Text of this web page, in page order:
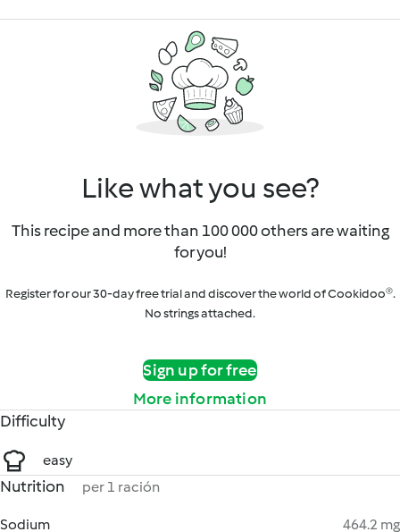
Like what you see?
This recipe and more than 100 000 others are waiting
for you!
Register for our 30-day free trial and discover the world of Cookidoo®.
No strings attached.
Sign up for free
More information
Difficulty
easy
Nutrition per 1 ración
Sodium
464.2 mg